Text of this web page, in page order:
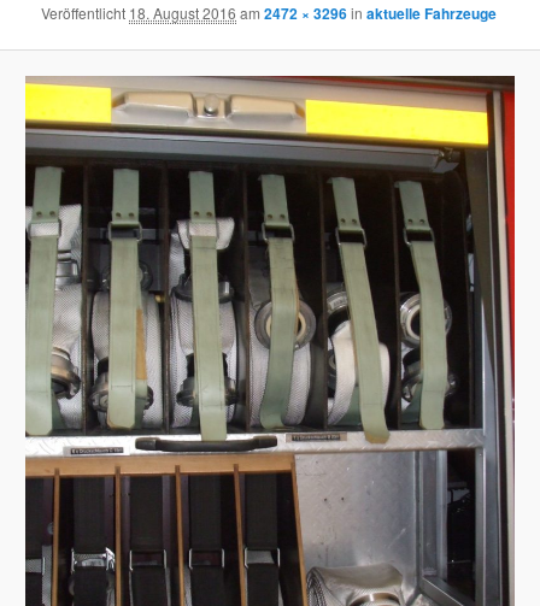
Veröffentlicht 18. August 2016 am2472 × 3296inaktuelle Fahrzeuge